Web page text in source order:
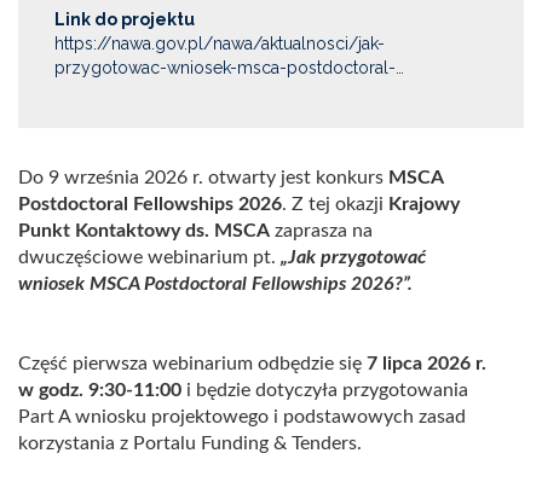
Do 9 września 2026 r. otwarty jest konkurs MSCA
Postdoctoral Fellowships 2026. Z tej okazji Krajowy
Punkt Kontaktowy ds. MSCA zaprasza na
dwuczęściowe webinarium pt. „Jak przygotować
wniosek MSCA Postdoctoral Fellowships 2026?”.
Część pierwsza webinarium odbędzie się 7 lipca 2026 r.
w godz. 9:30-11:00 i będzie dotyczyła przygotowania
Part A wniosku projektowego i podstawowych zasad
korzystania z Portalu Funding & Tenders.
Link do projektu
https://nawa.gov.pl/nawa/aktualnosci/jak-
przygotowac-wniosek-msca-postdoctoral-…